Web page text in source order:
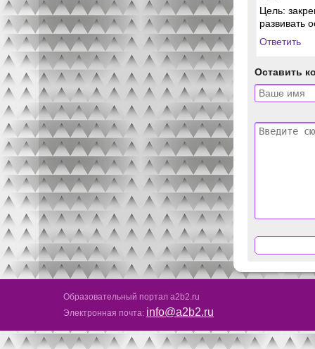
Цель:
развивать
Ответить
Оставить
Образовательный портал a2b2.ru
Электронная почта: info@a2b2.ru